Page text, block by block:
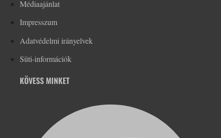
Médiaajánlat
Impresszum
Adatvédelmi irányelvek
Süti-információk
KÖVESS MINKET